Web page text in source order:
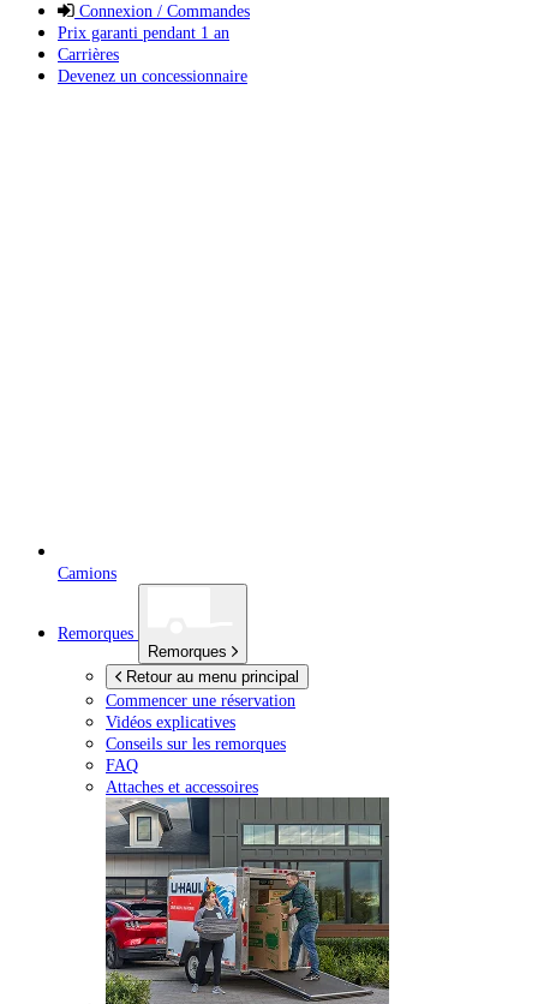
Connexion / Commandes
Prix garanti pendant 1 an
Carrières
Devenez un concessionnaire
Camions
Remorques
Remorques
Retour au menu principal
Commencer une réservation
Vidéos explicatives
Conseils sur les remorques
FAQ
Attaches et accessoires